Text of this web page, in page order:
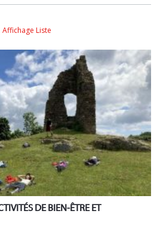
Affichage Liste
DE BIEN-ÊTRE ET